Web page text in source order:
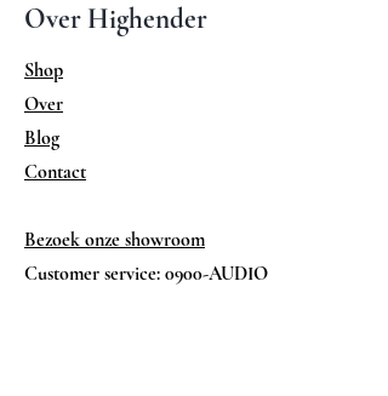
Over Highender
Shop
Over
Blog
Contact
Bezoek onze showroom
Customer service: 0900-AUDIO